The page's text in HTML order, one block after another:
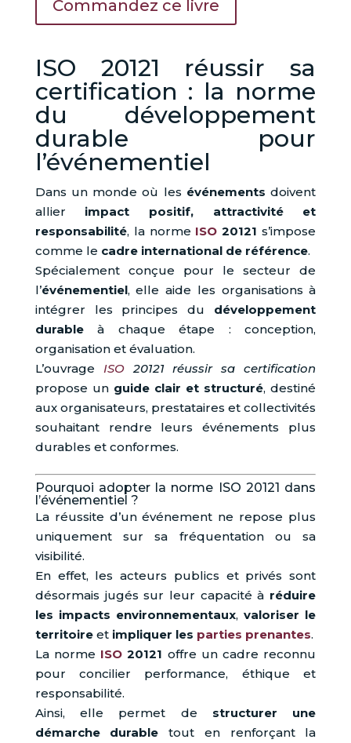
Commandez ce livre
ISO 20121 réussir sa
certification : la norme
du développement
durable pour
l’événementiel
Dans un monde où les événements doivent
allier impact positif, attractivité et
responsabilité, la norme ISO 20121 s’impose
comme le cadre international de référence.
Spécialement conçue pour le secteur de
l’événementiel, elle aide les organisations à
intégrer les principes du développement
durableà chaque étape : conception,
organisation et évaluation.
L’ouvrage ISO20121 réussir sa certification
propose un guide clair et structuré, destiné
aux organisateurs, prestataires et collectivités
souhaitant rendre leurs événements plus
durables et conformes.
Pourquoi adopter la norme ISO 20121 dans
l’événementiel ?
La réussite d’un événement ne repose plus
uniquement sur sa fréquentation ou sa
visibilité.
En effet, les acteurs publics et privés sont
désormais jugés sur leur capacité à réduire
les impacts environnementaux,valoriser le
territoireet impliquer les parties prenantes.
La norme ISO 20121 offre un cadre reconnu
pour concilier performance, éthique et
responsabilité.
Ainsi, elle permet de structurer une
démarche durable tout en renforçant la